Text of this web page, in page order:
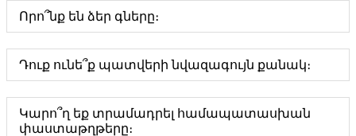
Որո՞նք են ձեր գները։
Դուք ունե՞ք պատվերի նվազագույն քանակ։
Կարո՞ղ եք տրամադրել համապատասխան
փաստաթղթերը։